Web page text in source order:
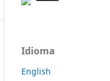
Idioma
English